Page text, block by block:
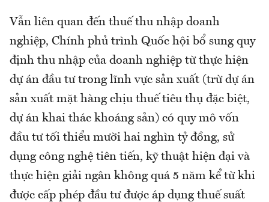
Vẫn liên quan đến thuế thu nhập doanh
nghiệp, Chính phủ trình Quốc hội bổ sung quy
định thu nhập của doanh nghiệp từ thực hiện
dự án đầu tư trong lĩnh vực sản xuất (trừ dự án
sản xuất mặt hàng chịu thuế tiêu thụ đặc biệt,
dự án khai thác khoáng sản) có quy mô vốn
đầu tư tối thiểu mười hai nghìn tỷ đồng, sử
dụng công nghệ tiên tiến, kỹ thuật hiện đại và
thực hiện giải ngân không quá 5 năm kể từ khi
được cấp phép đầu tư được áp dụng thuế suất